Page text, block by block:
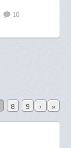
10
8 9 › »